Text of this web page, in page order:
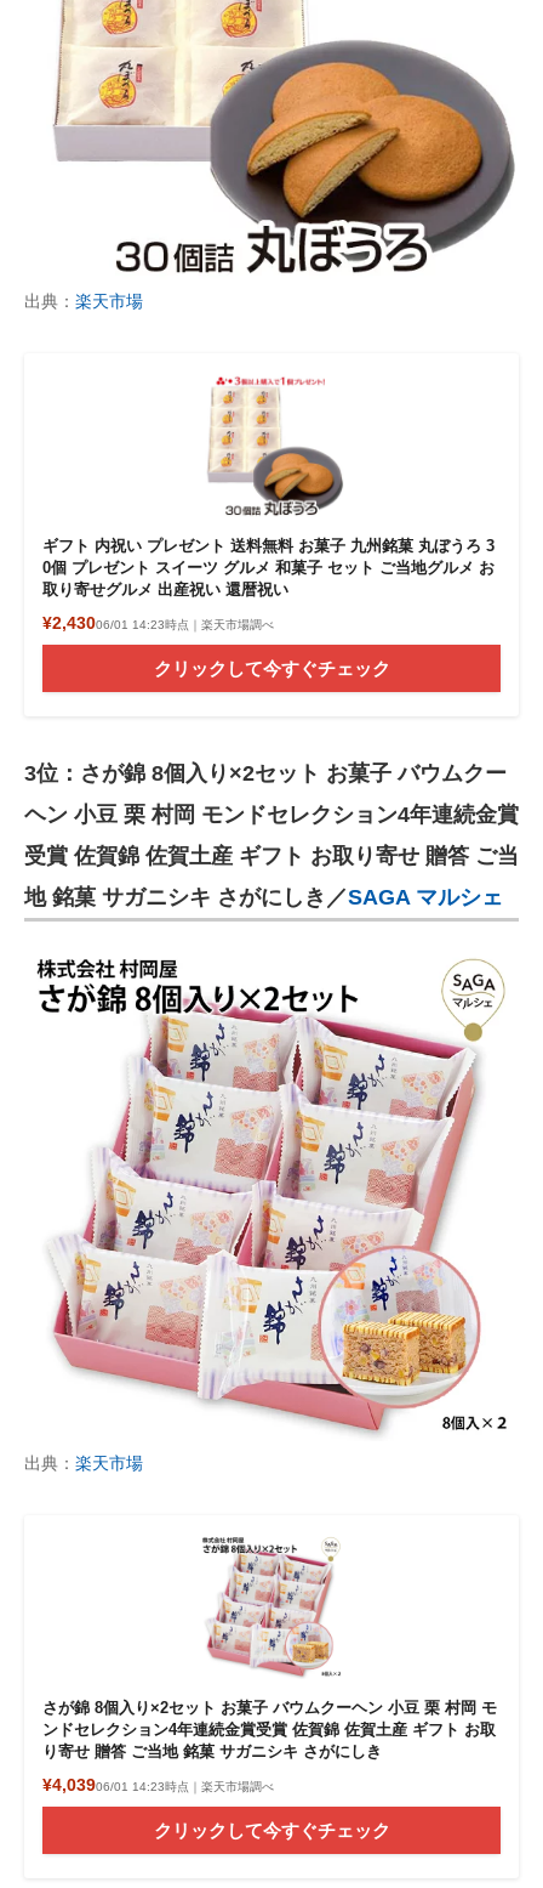
出典： 楽天市場
ギフト 内祝い プレゼント 送料無料 お菓子 九州銘菓 丸ぼうろ 3
0個 プレゼント スイーツ グルメ 和菓子 セット ご当地グルメ お
取り寄せグルメ 出産祝い 還暦祝い
¥2,43006/01 14:23時点｜楽天市場調べ
クリックして今すぐチェック
3位：さが錦 8個入り×2セット お菓子 バウムクー
ヘン 小豆 栗 村岡 モンドセレクション4年連続金賞
受賞 佐賀錦 佐賀土産 ギフト お取り寄せ 贈答 ご当
地 銘菓 サガニシキ さがにしき／SAGA マルシェ
出典： 楽天市場
さが錦 8個入り×2セット お菓子 バウムクーヘン 小豆 栗 村岡 モ
ンドセレクション4年連続金賞受賞 佐賀錦 佐賀土産 ギフト お取
り寄せ 贈答 ご当地 銘菓 サガニシキ さがにしき
¥4,03906/01 14:23時点｜楽天市場調べ
クリックして今すぐチェック